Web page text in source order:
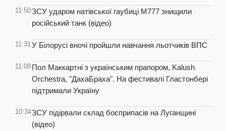
11:50ЗСУ ударом натівської гаубиці М777 знищили
російський танк (відео)
11:31У Білорусі вночі пройшли навчання льотчиків ВПС
11:08 Пол Маккартні з українським прапором, Kalush
Orchestra, "ДахаБраха". На фестивалі Гластонбері
підтримали Україну
10:34ЗСУ підірвали склад боєприпасів на Луганщині
(відео)